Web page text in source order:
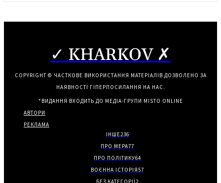
✓ KHARKOV ✗
COPYRIGHT © ЧАСТКОВЕ ВИКОРИСТАННЯ МАТЕРІАЛІВ ДОЗВОЛЕНО ЗА
НАЯВНОСТІ ГІПЕРПОСИЛАННЯ НА НАС.
*ВИДАННЯ ВХОДИТЬ ДО МЕДІА-ГРУПИ MISTO ONLINE
АВТОРИ
РЕКЛАМА
ІНШЕ236
ПРО МЕРА77
ПРО ПОЛІТИКУ64
ВОЄННА ІСТОРІЯ57
БЕЗ КАТЕГОРІЇ2